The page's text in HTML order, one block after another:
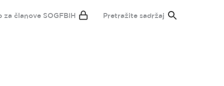
za članove SOGFBIH Pretražite sadržaj